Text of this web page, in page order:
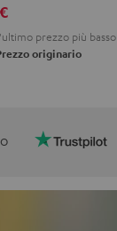
prezzo più basso
originario